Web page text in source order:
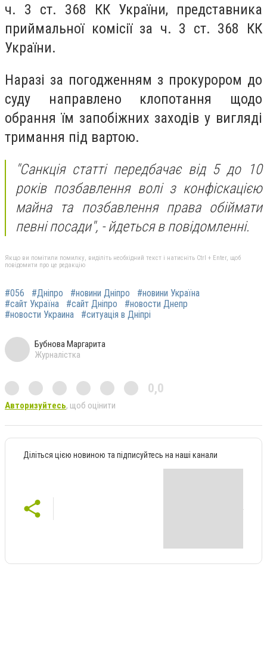
ч. 3 ст. 368 КК України, представника
приймальної комісії за ч. 3 ст. 368 КК
України.
Наразі за погодженням з прокурором до
суду направлено клопотання щодо
обрання їм запобіжних заходів у вигляді
тримання під вартою.
"Санкція статті передбачає від 5 до 10
років позбавлення волі з конфіскацією
майна та позбавлення права обіймати
певні посади", - йдеться в повідомленні.
Якщо ви помітили помилку, виділіть необхідний текст і натисніть Ctrl + Enter, щоб
повідомити про це редакцію
#056 #Дніпро #новини Дніпро
#новини Україна
#сайт Україна
#сайт Дніпро
#новости Днепр
#новости Украина
#ситуація в Дніпрі
Бубнова Маргарита
Журналістка
0,0
Авторизуйтесь, щоб оцінити
Діліться цією новиною та підписуйтесь на наші канали